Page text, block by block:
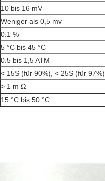
10 bis 16 mV
Weniger als 0,5 mv
0.1 %
5 °C bis 45 °C
0.5 bis 1,5 ATM
< 15S (für 90%), < 25S (für 97%)
> 1 m Ω
15 °C bis 50 °C